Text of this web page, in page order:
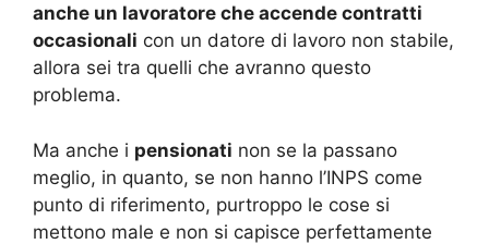
anche un lavoratore che accende contratti
occasionali con un datore di lavoro non stabile,
allora sei tra quelli che avranno questo
problema.
Ma anche i pensionati non se la passano
meglio, in quanto, se non hanno l’INPS come
punto di riferimento, purtroppo le cose si
mettono male e non si capisce perfettamente